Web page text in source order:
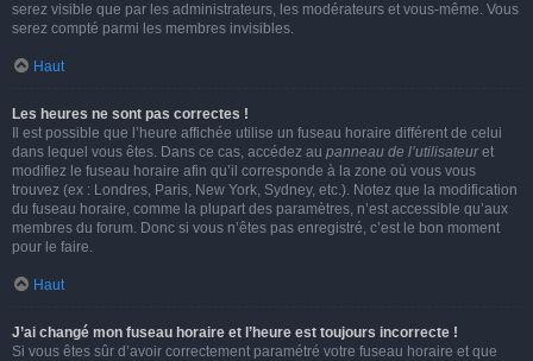
serez visible que par les administrateurs, les modérateurs et vous-même. Vous
serez compté parmi les membres invisibles.
Haut
Les heures ne sont pas correctes !
Il est possible que l’heure affichée utilise un fuseau horaire différent de celui
dans lequel vous êtes. Dans ce cas, accédez au panneau de l’utilisateuret
modifiez le fuseau horaire afin qu’il corresponde à la zone où vous vous
trouvez (ex : Londres, Paris, New York, Sydney, etc.). Notez que la modification
du fuseau horaire, comme la plupart des paramètres, n’est accessible qu’aux
membres du forum. Donc si vous n’êtes pas enregistré, c’est le bon moment
pour le faire.
Haut
J’ai changé mon fuseau horaire et l’heure est toujours incorrecte !
Si vous êtes sûr d’avoir correctement paramétré votre fuseau horaire et que